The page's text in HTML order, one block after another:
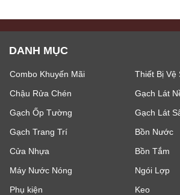
DANH MỤC
Combo Khuyến Mãi
Thiết Bị Vệ
Chậu Rửa Chén
Gạch Lát
Gạch Ốp Tường
Gạch Lát
Gạch Trang Trí
Bồn Nước
Cửa Nhựa
Bồn Tắm
Máy Nước Nóng
Ngói Lợp
Phụ kiện
Keo